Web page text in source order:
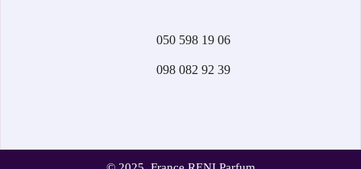
050 598 19 06
098 082 92 39